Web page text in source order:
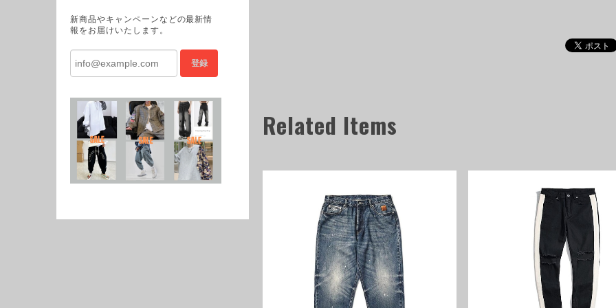
Related Items
新商品やキャンペーンなどの最新情
報をお届けいたします。
登録